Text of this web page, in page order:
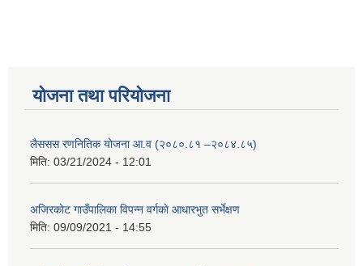
योजना तथा परियोजना
लैससस रणनितिक योजना आ.व (२०८०.८१ –२०८४.८५)
मिति: 03/21/2024 - 12:01
अजिरकाेट गाउँपालिका विपन्न वर्गकाे आधारभुत सर्भेक्षण
मिति: 09/09/2021 - 14:55